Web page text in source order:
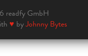
readfy GmbH
♥ byJohnny Bytes